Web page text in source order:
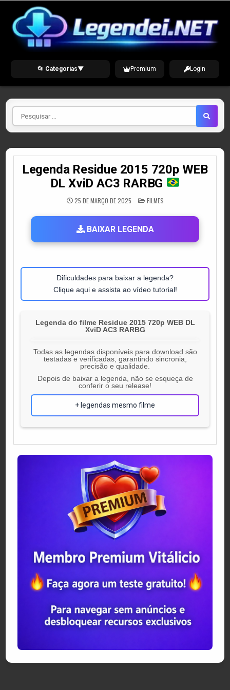
content
📂 Categorias▼ Premium Login
Pesquisar
por
Legenda Residue 2015 720p WEB
DL XviD AC3 RARBG
25 DE MARÇO DE 2025 POSTED
IN
FILMES
BAIXAR LEGENDA
Dificuldades para baixar a legenda?
Clique aqui e assista ao vídeo tutorial!
Legenda do filme Residue 2015 720p WEB DL
XviD AC3 RARBG
Todas as legendas disponíveis para download são
testadas e verificadas, garantindo sincronia,
precisão e qualidade.
Depois de baixar a legenda, não se esqueça de
conferir o seu release!
+ legendas mesmo filme